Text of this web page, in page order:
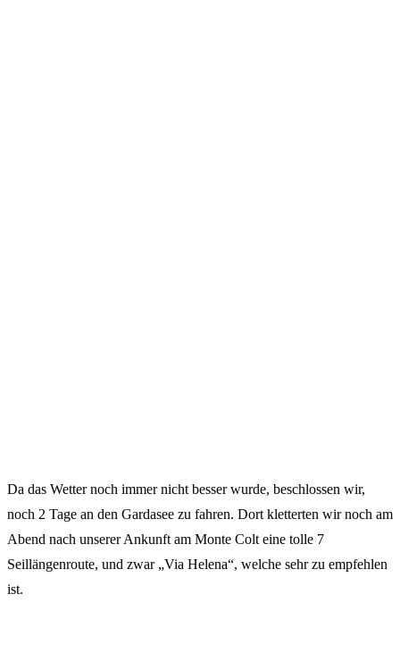
Da das Wetter noch immer nicht besser wurde, beschlossen wir,
noch 2 Tage an den Gardasee zu fahren. Dort kletterten wir noch am
Abend nach unserer Ankunft am Monte Colt eine tolle 7
Seillängenroute, und zwar „Via Helena“, welche sehr zu empfehlen
ist.